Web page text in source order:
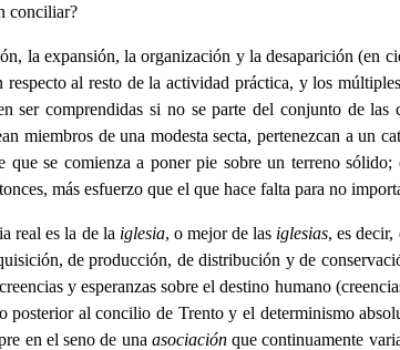
conciliar?
la expansión, la organización y la desaparición (en
respecto al resto de la actividad práctica, y los
ser comprendidas si no se parte del conjunto de
miembros de una modesta secta, pertenezcan a un
que se comienza a poner pie sobre un terreno
más esfuerzo que el que hace falta para no
real es la de la iglesia, o mejor de las iglesias, es
de producción, de distribución y de
y esperanzas sobre el destino humano
posterior al concilio de Trento y el determinismo
en el seno de una asociaciónque continuamente